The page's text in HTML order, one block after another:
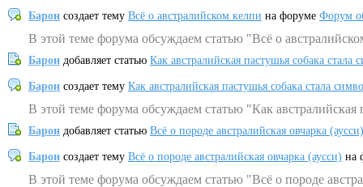
Барон создает тему Всё о австралийском келпи на форуме Форум
В этой теме форума обсуждаем статью "Всё о
Барон добавляет статью Как австралийская пастушья собака
Барон создает тему Как австралийская пастушья собака стала
В этой теме форума обсуждаем статью "Как
Барон добавляет статью Всё о породе австралийская овчарка (аусси)
Барон создает тему Всё о породе австралийская овчарка (аусси) на
В этой теме форума обсуждаем статью "Всё о породе